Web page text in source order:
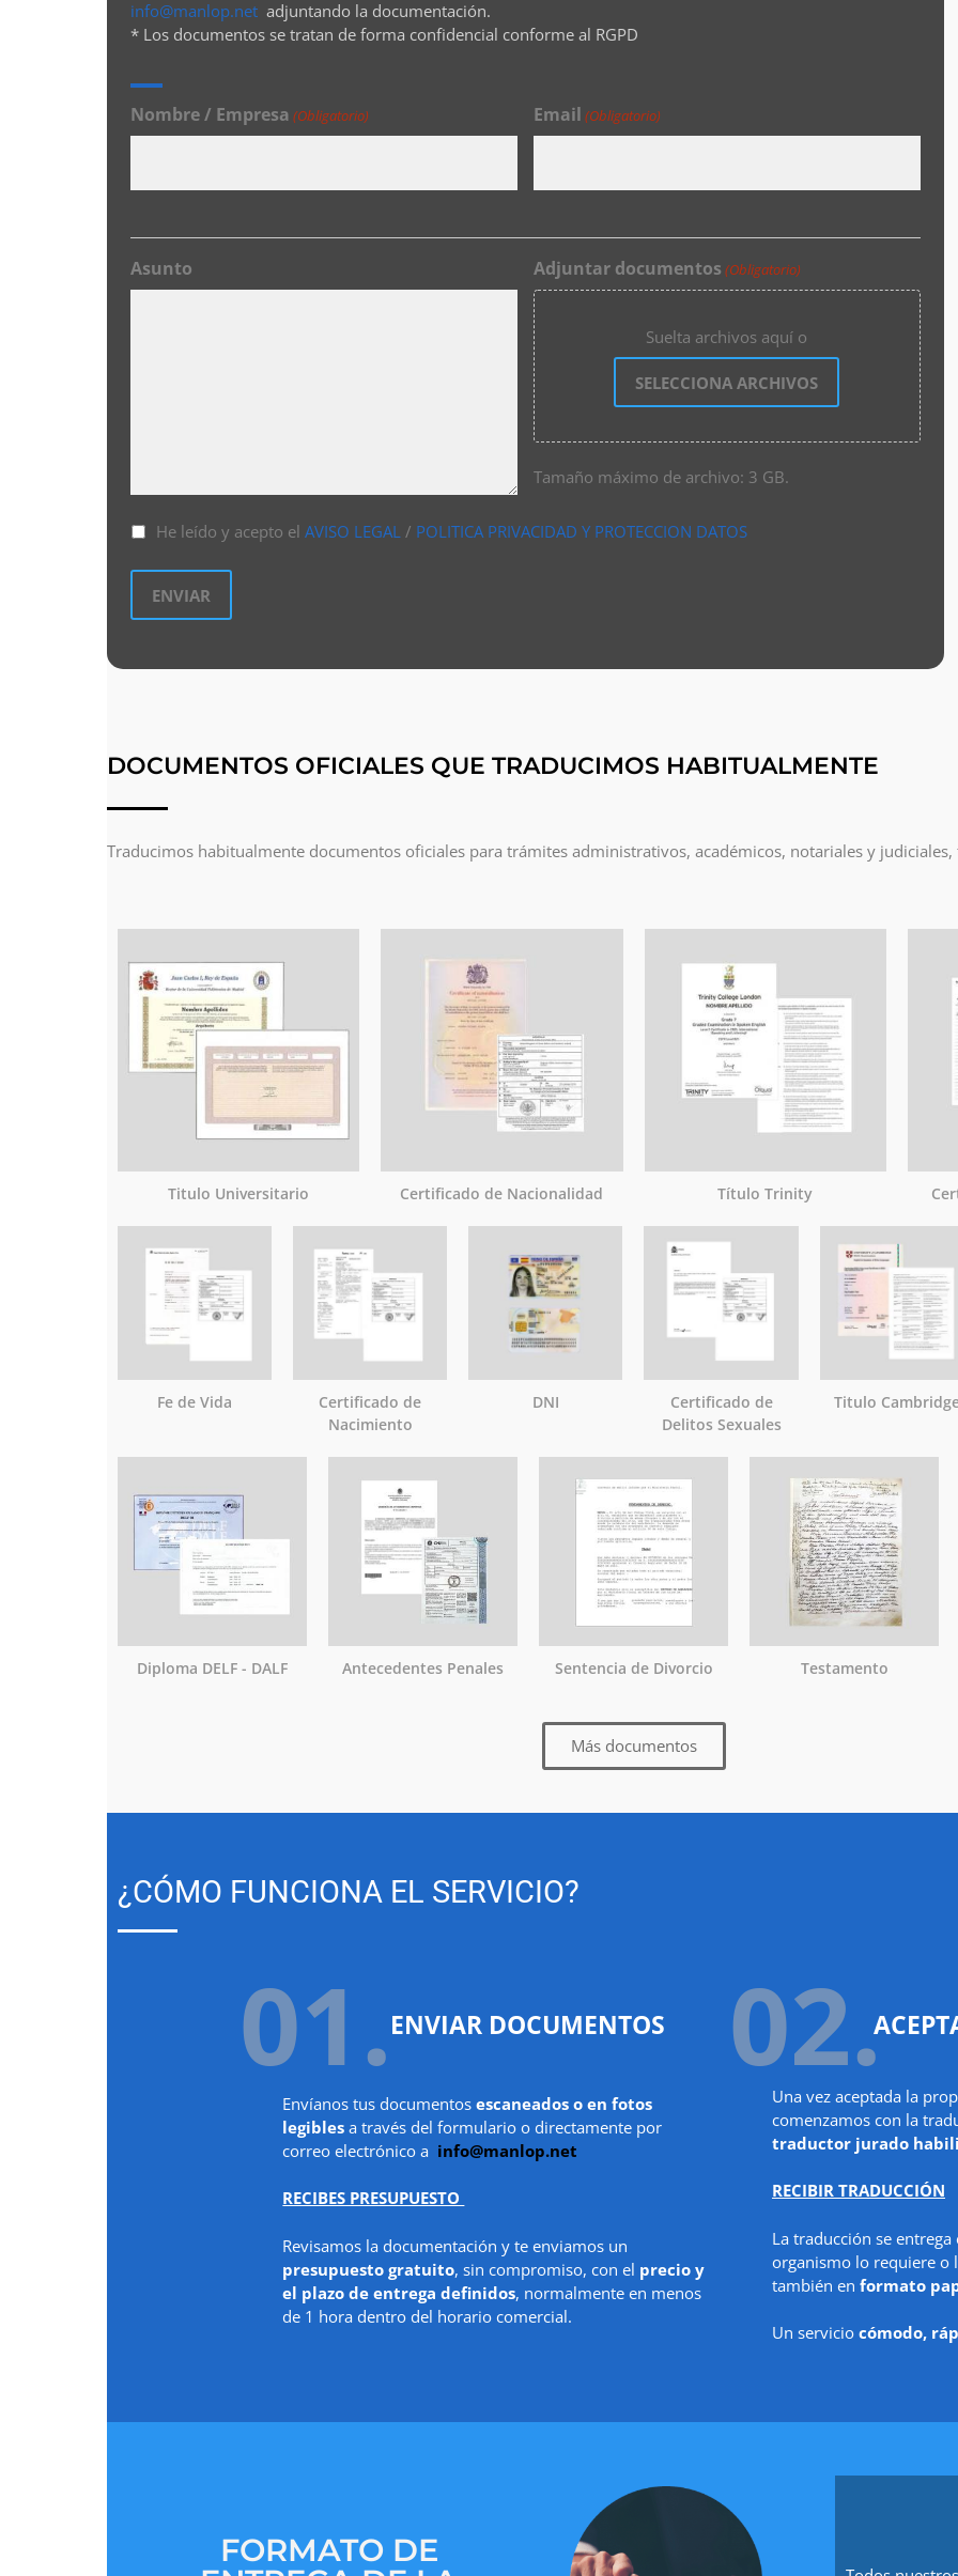
info@manlop.net adjuntando la documentación.
* Los documentos se tratan de forma confidencial conforme al RGPD
Nombre / Empresa (Obligatorio) Email (Obligatorio)
Asunto Adjuntar documentos (Obligatorio)
Suelta archivos aquí o
SELECCIONA ARCHIVOS
Tamaño máximo de archivo: 3 GB.
He leído y acepto el AVISO LEGAL/ POLITICA PRIVACIDAD Y PROTECCION DATOS
DOCUMENTOS OFICIALES QUE TRADUCIMOS HABITUALMENTE
Traducimos habitualmente documentos oficiales para trámites administrativos, académicos, notariales y
Titulo Universitario Certificado de Nacionalidad Título Trinity
Fe de Vida
Certificado de
Nacimiento
DNI
Certificado de
Delitos Sexuales
Titulo
Diploma DELF - DALF Antecedentes Penales Sentencia de Divorcio Testamento
Más documentos
¿CÓMO FUNCIONA EL SERVICIO?
01.ENVIAR DOCUMENTOS
Envíanos tus documentosescaneados o en fotos
legibles a través del formulario o directamente por
correo electrónico a info@manlop.net
RECIBES PRESUPUESTO
Revisamos la documentación y te enviamos un
presupuesto gratuito, sin compromiso, con el precio y
el plazo de entrega definidos, normalmente en menos
de 1 hora dentro del horario comercial.
02.
Una vez aceptada la
comenzamos con la
traductor jurado
RECIBIR TRADUCCIÓN
La traducción se entrega
organismo lo requiere o
también en formato
Un servicio cómodo,
FORMATO DE